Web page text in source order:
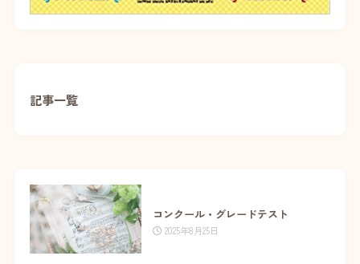
記事一覧
コンクール・グレードテスト
2025年8月25日